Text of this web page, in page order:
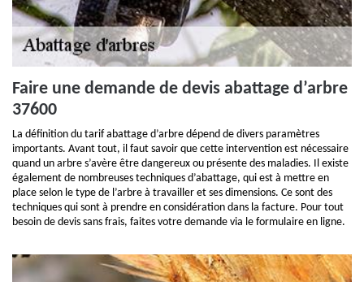
Faire une demande de devis abattage d’arbre
37600
La définition du tarif abattage d’arbre dépend de divers paramètres
importants. Avant tout, il faut savoir que cette intervention est nécessaire
quand un arbre s’avère être dangereux ou présente des maladies. Il existe
également de nombreuses techniques d’abattage, qui est à mettre en
place selon le type de l’arbre à travailler et ses dimensions. Ce sont des
techniques qui sont à prendre en considération dans la facture. Pour tout
besoin de devis sans frais, faites votre demande via le formulaire en ligne.